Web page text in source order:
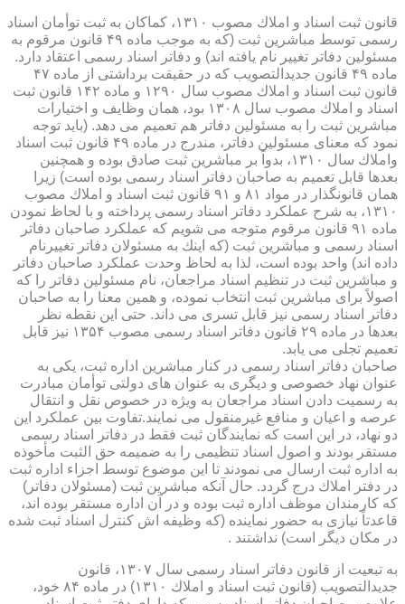
قانون ثبت اسناد و املاك مصوب ۱۳۱۰، كماكان به ثبت توأمان اسناد
رسمی توسط مباشرین ثبت (كه به موجب ماده ۴۹ قانون مرقوم به
مسئولین دفاتر تغییر نام یافته اند) و دفاتر اسناد رسمی اعتقاد دارد.
ماده ۴۹ قانون جدیدالتصویب كه در حقیقت برداشتی از ماده ۴۷
قانون ثبت اسناد و املاك مصوب سال ۱۲۹۰ و ماده ۱۴۲ قانون ثبت
اسناد و املاك مصوب سال ۱۳۰۸ بود، همان وظایف و اختیارات
مباشرین ثبت را به مسئولین دفاتر هم تعمیم می دهد. (باید توجه
نمود كه معنای مسئولین دفاتر، مندرج در ماده ۴۹ قانون ثبت اسناد
واملاك سال ۱۳۱۰، بدواً بر مباشرین ثبت صادق بوده و همچنین
بعدها قابل تعمیم به صاحبان دفاتر اسناد رسمی بوده است) زیرا
همان قانونگذار در مواد ۸۱ و ۹۱ قانون ثبت اسناد و املاك مصوب
۱۳۱۰، به شرح عملكرد دفاتر اسناد رسمی پرداخته و با لحاظ نمودن
ماده ۹۱ قانون مرقوم متوجه می شویم كه عملكرد صاحبان دفاتر
اسناد رسمی و مباشرین ثبت (كه اینك به مسئولان دفاتر تغییرنام
داده اند) واحد بوده است، لذا به لحاظ وحدت عملكرد صاحبان دفاتر
و مباشرین ثبت در تنظیم اسناد مراجعان، نام مسئولین دفاتر را كه
اصولاً برای مباشرین ثبت انتخاب نموده، و همین معنا را به صاحبان
دفاتر اسناد رسمی نیز قابل تسری می داند. حتی این نقطه نظر
بعدها در ماده ۲۹ قانون دفاتر اسناد رسمی مصوب ۱۳۵۴ نیز قابل
تعمیم تجلی می یابد.
صاحبان دفاتر اسناد رسمی در كنار مباشرین اداره ثبت، یكی به
عنوان نهاد خصوصی و دیگری به عنوان های دولتی توأمان مبادرت
به رسمیت دادن اسناد مراجعان به ویژه در خصوص نقل و انتقال
عرصه و اعیان و منافع غیرمنقول می نمایند.تفاوت بین عملكرد این
دو نهاد، در این است كه نمایندگان ثبت فقط در دفاتر اسناد رسمی
مستقر بودند و اصول اسناد تنظیمی را به ضمیمه حق الثبت مأخوذه
به اداره ثبت ارسال می نمودند تا این موضوع توسط اجزاء اداره ثبت
در دفتر املاك درج گردد. حال آنكه مباشرین ثبت (مسئولان دفاتر)
كه كارمندان موظف اداره ثبت بوده و در آن اداره مستقر بوده اند،
قاعدتاً نیازی به حضور نماینده (كه وظیفه اش كنترل اسناد ثبت شده
در مكان دیگر است) نداشتند .
به تبعیت از قانون دفاتر اسناد رسمی سال ۱۳۰۷، قانون
جدیدالتصویب (قانون ثبت اسناد و املاك ۱۳۱۰) در ماده ۸۴ خود،